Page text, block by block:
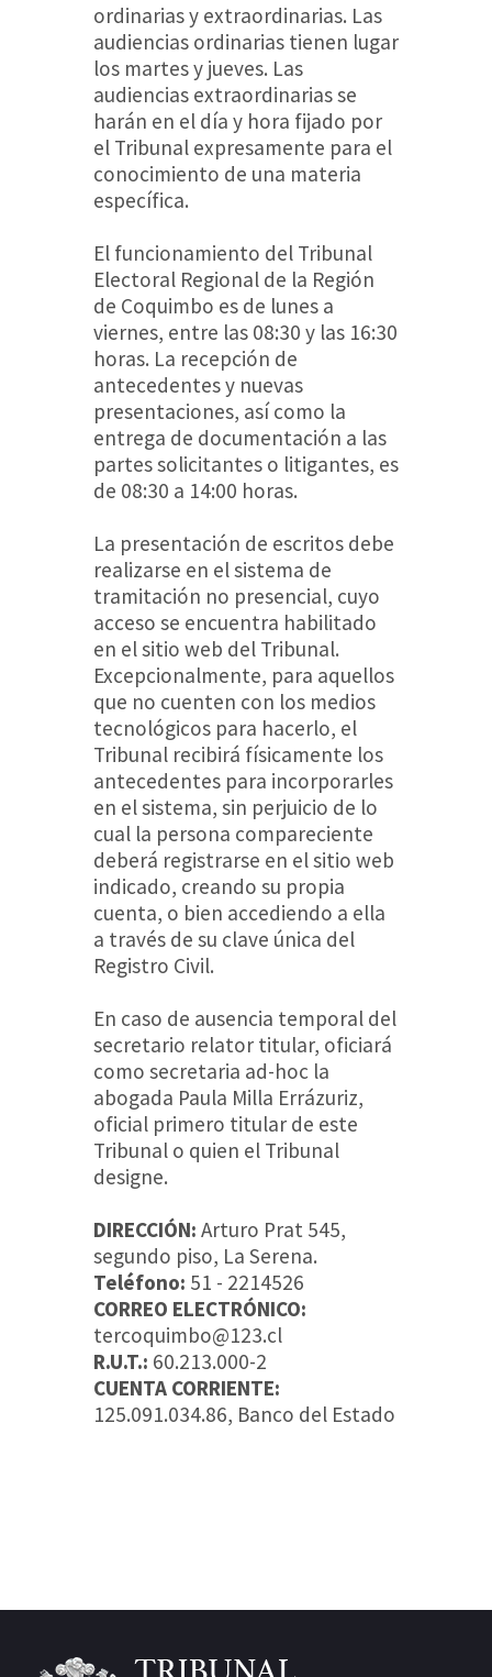
ordinarias y extraordinarias. Las
audiencias ordinarias tienen lugar
los martes y jueves. Las
audiencias extraordinarias se
harán en el día y hora fijado por
el Tribunal expresamente para el
conocimiento de una materia
específica.
El funcionamiento del Tribunal
Electoral Regional de la Región
de Coquimbo es de lunes a
viernes, entre las 08:30 y las 16:30
horas. La recepción de
antecedentes y nuevas
presentaciones, así como la
entrega de documentación a las
partes solicitantes o litigantes, es
de 08:30 a 14:00 horas.
La presentación de escritos debe
realizarse en el sistema de
tramitación no presencial, cuyo
acceso se encuentra habilitado
en el sitio web del Tribunal.
Excepcionalmente, para aquellos
que no cuenten con los medios
tecnológicos para hacerlo, el
Tribunal recibirá físicamente los
antecedentes para incorporarles
en el sistema, sin perjuicio de lo
cual la persona compareciente
deberá registrarse en el sitio web
indicado, creando su propia
cuenta, o bien accediendo a ella
a través de su clave única del
Registro Civil.
En caso de ausencia temporal del
secretario relator titular, oficiará
como secretaria ad-hoc la
abogada Paula Milla Errázuriz,
oficial primero titular de este
Tribunal o quien el Tribunal
designe.
DIRECCIÓN: Arturo Prat 545,
segundo piso, La Serena.
Teléfono: 51 - 2214526
CORREO ELECTRÓNICO:
tercoquimbo@123.cl
R.U.T.: 60.213.000-2
CUENTA CORRIENTE:
125.091.034.86, Banco del Estado